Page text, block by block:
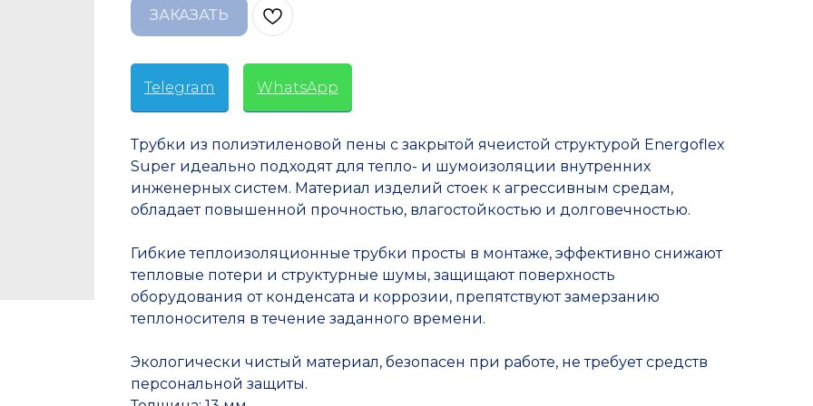
ЗАКАЗАТЬ
Telegram WhatsApp
Трубки из полиэтиленовой пены с закрытой ячеистой структурой Energoflex
Super идеально подходят для тепло- и шумоизоляции внутренних
инженерных систем. Материал изделий стоек к агрессивным средам,
обладает повышенной прочностью, влагостойкостью и долговечностью.
Гибкие теплоизоляционные трубки просты в монтаже, эффективно снижают
тепловые потери и структурные шумы, защищают поверхность
оборудования от конденсата и коррозии, препятствуют замерзанию
теплоносителя в течение заданного времени.
Экологически чистый материал, безопасен при работе, не требует средств
персональной защиты.